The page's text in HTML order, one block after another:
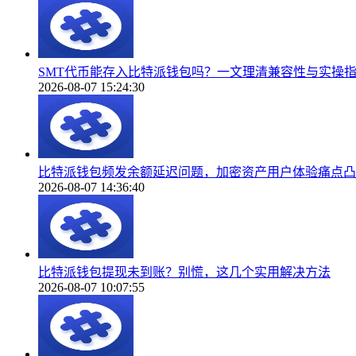
SMT代币能存入比特派钱包吗？一文理清兼容性与实操
2026-08-07 15:24:30
比特派钱包频发余额延迟问题，加密资产用户体验痛点
2026-08-07 14:36:40
比特派钱包提现未到账？别慌，这几个实用解决方法
2026-08-07 10:07:55